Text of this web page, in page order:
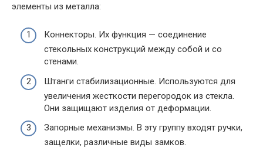
элементы из металла:
Коннекторы. Их функция — соединение
стекольных конструкций между собой и со
стенами.
Штанги стабилизационные. Используются для
увеличения жесткости перегородок из стекла.
Они защищают изделия от деформации.
Запорные механизмы. В эту группу входят ручки,
защелки, различные виды замков.